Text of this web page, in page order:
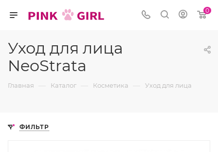
0
Уход для лица
NeoStrata
Главная — Каталог — Косметика — Уход для лица
ФИЛЬТР